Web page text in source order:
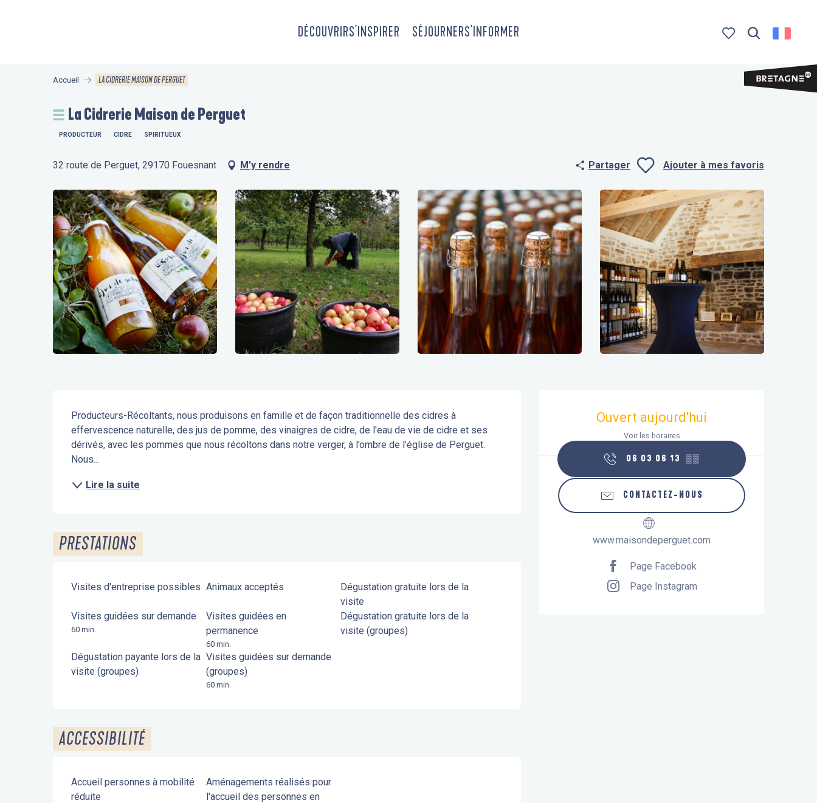
DÉCOUVRIRS'INSPIRER SÉJOURNERS'INFORMER
Accueil LA CIDRERIE MAISON DE PERGUET
La Cidrerie Maison de Perguet
PRODUCTEUR CIDRE SPIRITUEUX
32 route de Perguet, 29170 Fouesnant M'y rendre Partager
Ajouter aux
Ajouter à mes favoris
Ouverture et coordonnées
Ouvert aujourd'hui
Voir les horaires
06 03 06 13 ▒▒
CONTACTEZ-NOUS
www.maisondeperguet.com
Page Facebook
Page Instagram
Description
Producteurs-Récoltants, nous produisons en famille et de façon traditionnelle des cidres à
effervescence naturelle, des jus de pomme, des vinaigres de cidre, de l'eau de vie de cidre et ses
dérivés, avec les pommes que nous récoltons dans notre verger, à l’ombre de l’église de Perguet.
Nous...
Lire la suite
PRESTATIONS
Visites d'entreprise possibles Animaux acceptés
Dégustation gratuite lors de la
visite
Visites guidées sur demande
60 min.
Visites guidées en
permanence
60 min.
Dégustation gratuite lors de la
visite (groupes)
Dégustation payante lors de la
visite (groupes)
Visites guidées sur demande
(groupes)
60 min.
ACCESSIBILITÉ
Accueil personnes à mobilité
réduite
Aménagements réalisés pour
l'accueil des personnes en